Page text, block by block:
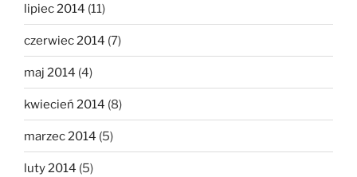
lipiec 2014 (11)
czerwiec 2014 (7)
maj 2014 (4)
kwiecień 2014 (8)
marzec 2014 (5)
luty 2014 (5)